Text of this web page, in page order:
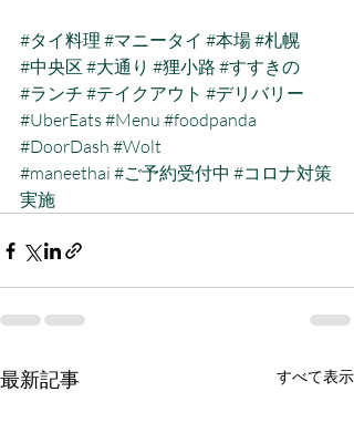
#タイ料理 #マニータイ #本場#札幌
#中央区 #大通り #狸小路 #すすきの
#ランチ #テイクアウト #デリバリー
#UberEats #Menu #foodpanda
#DoorDash #Wolt
#maneethai #ご予約受付中 #コロナ対策
実施
最新記事 すべて表示